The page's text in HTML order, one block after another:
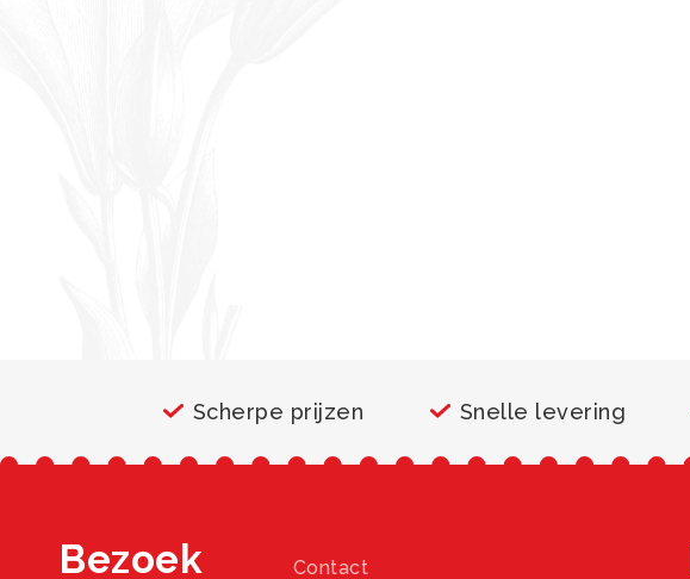
Scherpe prijzen Snelle levering
Bezoek Contact